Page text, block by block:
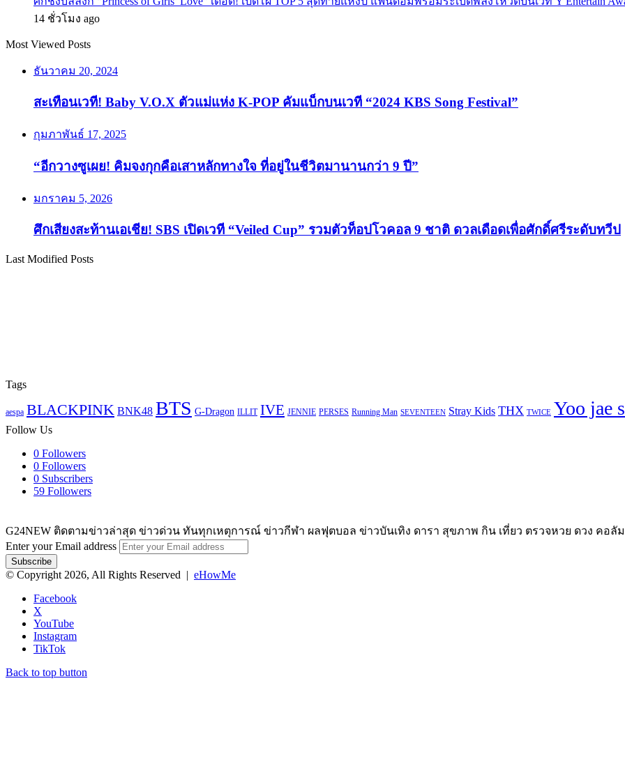
14 ชั่วโมง ago
Most Viewed Posts
ธันวาคม 20, 2024
สะเทือนเวที! Baby V.O.X ตัวแม่แห่ง K-POP คัมแบ็กบนเวที “2024 KBS Song Festival”
กุมภาพันธ์ 17, 2025
“อีกวางซูเผย! คิมจงกุกคือเสาหลักทางใจ ที่อยู่ในชีวิตมานานกว่า 9 ปี”
มกราคม 5, 2026
ศึกเสียงสะท้านเอเชีย! SBS เปิดเวที “Veiled Cup” รวมตัวท็อปโวคอล 9 ชาติ ดวลเดือดเพื่อศักดิ์ศรีระดับทวีป
Last Modified Posts
Tags
aespa BLACKPINK BNK48 BTS G-Dragon ILLIT IVE JENNIE PERSES Running Man SEVENTEEN Stray Kids THX TWICE Yoo jae
Follow Us
0 Followers
0 Followers
0 Subscribers
59 Followers
G24NEW ติดตามข่าวล่าสุด ข่าวด่วน ทันทุกเหตุการณ์ ข่าวกีฬา ผลฟุตบอล ข่าวบันเทิง ดารา สุขภาพ กิน เที่ยว ตรวจหวย ดวง คอลัม
Enter your Email address
© Copyright 2026, All Rights Reserved | eHowMe
Facebook
X
YouTube
Instagram
TikTok
Back to top button